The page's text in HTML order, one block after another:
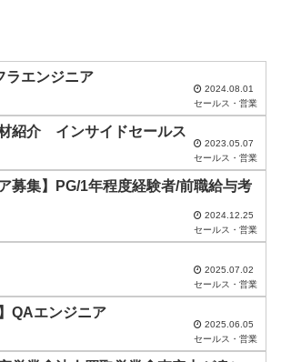
ラエンジニア
2024.08.01
セールス・営業
紹介 インサイドセールス
2023.05.07
セールス・営業
募集】PG/1年程度経験者/前職給与考
2024.12.25
セールス・営業
2025.07.02
セールス・営業
QAエンジニア
2025.06.05
セールス・営業